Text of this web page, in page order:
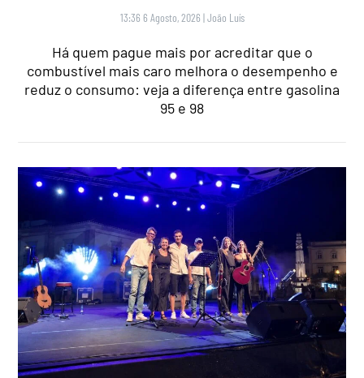
13:36 6 Agosto, 2026 |João Luís
Há quem pague mais por acreditar que o
combustível mais caro melhora o desempenho e
reduz o consumo: veja a diferença entre gasolina
95 e 98